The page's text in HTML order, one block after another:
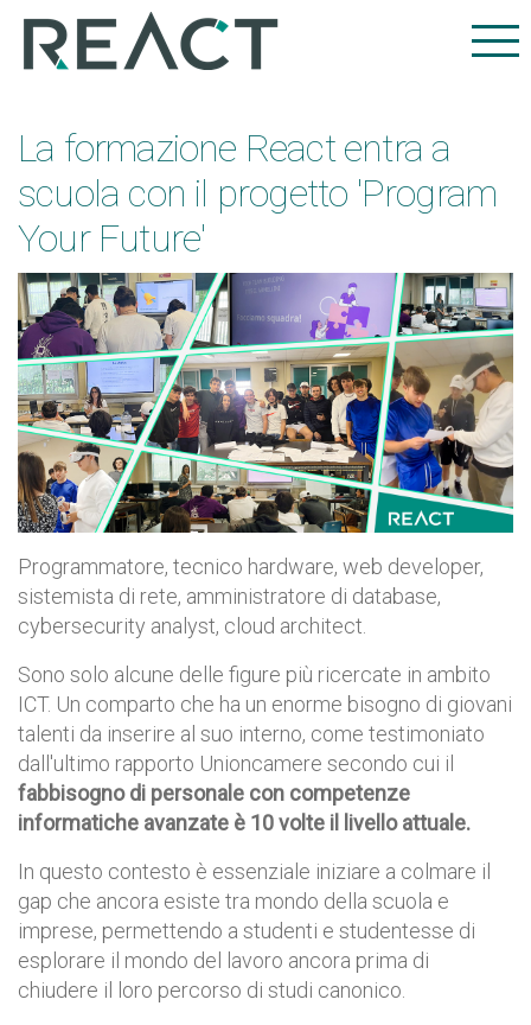
La formazione React entra a
scuola con il progetto 'Program
Your Future'
Programmatore, tecnico hardware, web developer,
sistemista di rete, amministratore di database,
cybersecurity analyst, cloud architect.
Sono solo alcune delle figure più ricercate in ambito
ICT. Un comparto che ha un enorme bisogno di giovani
talenti da inserire al suo interno, come testimoniato
dall'ultimo rapporto Unioncamere secondo cui il
fabbisogno di personale con competenze
informatiche avanzate è 10 volte il livello attuale.
In questo contesto è essenziale iniziare a colmare il
gap che ancora esiste tra mondo della scuola e
imprese, permettendo a studenti e studentesse di
esplorare il mondo del lavoro ancora prima di
chiudere il loro percorso di studi canonico.